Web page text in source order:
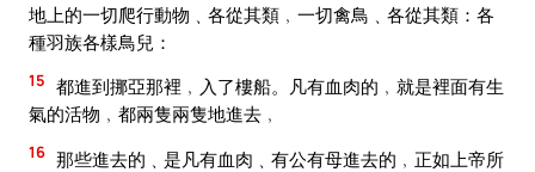
地上的一切爬行動物﹑各從其類﹐一切禽鳥﹑各從其類：各
種羽族各樣鳥兒：
15 都進到挪亞那裡﹐入了樓船。凡有血肉的﹐就是裡面有生
氣的活物﹐都兩隻兩隻地進去﹐
16 那些進去的﹑是凡有血肉﹑有公有母進去的﹐正如上帝所